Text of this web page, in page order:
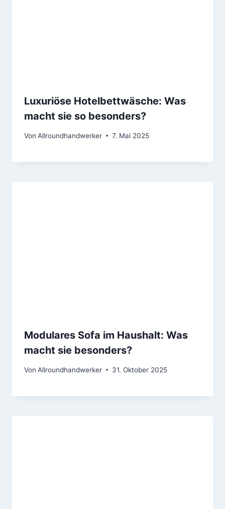
Luxuriöse Hotelbettwäsche: Was
macht sie so besonders?
Von Allroundhandwerker 7. Mai 2025
Modulares Sofa im Haushalt: Was
macht sie besonders?
Von Allroundhandwerker 31. Oktober 2025